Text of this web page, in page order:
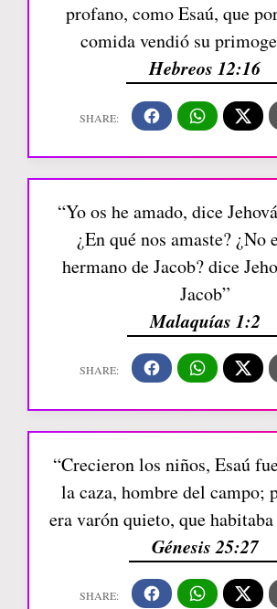
profano, como Esaú, que
comida vendió su
Hebreos 12:16
“Yo os he amado, dice
¿En qué nos amaste? ¿No
hermano de Jacob? dice
Jacob”
Malaquías 1:2
“Crecieron los niños, Esaú
la caza, hombre del campo;
era varón quieto, que
Génesis 25:27